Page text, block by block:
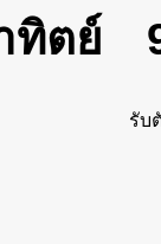
ทิตย์
รับ